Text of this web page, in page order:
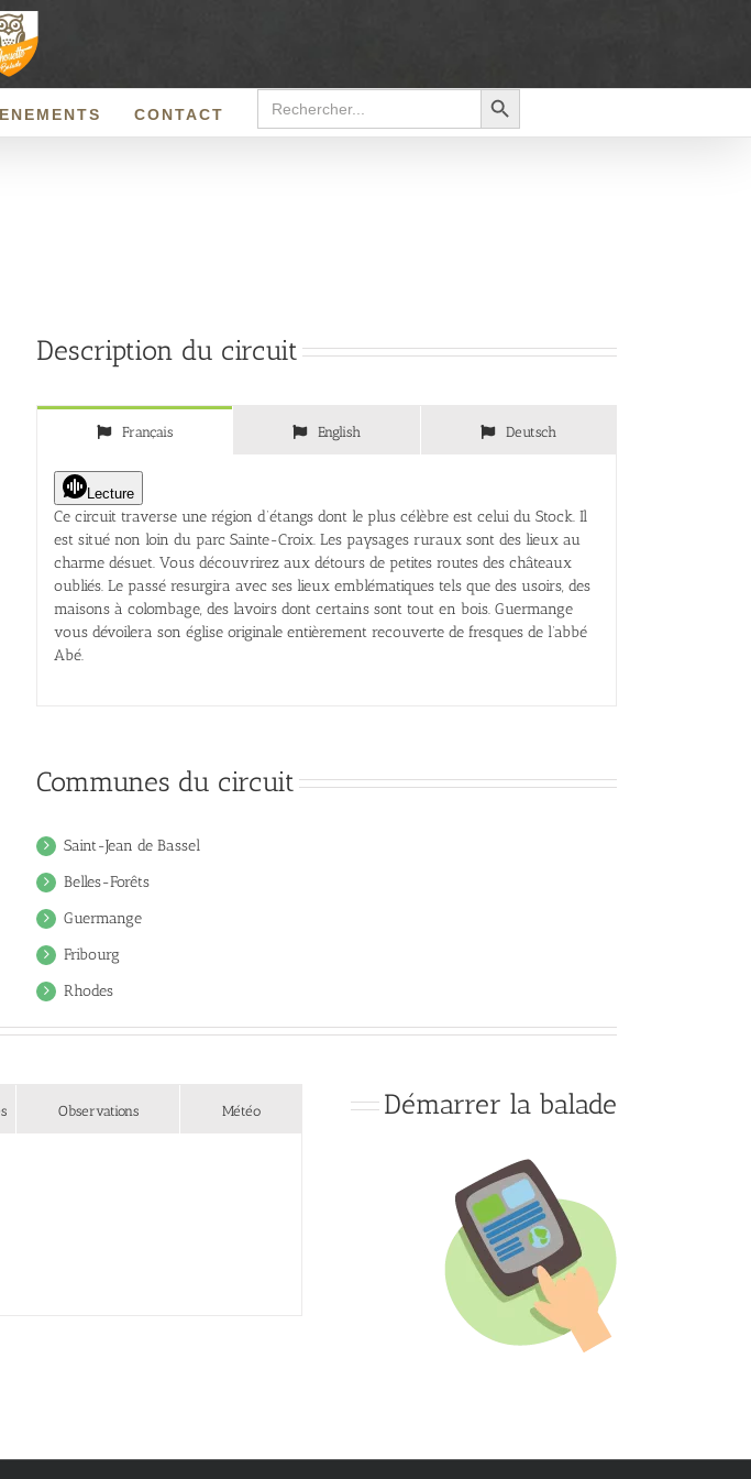
CONTACT
Search
for:
Search Button
Description du circuit
Français English Deutsch
Lecture
Ce circuit traverse une région d’étangs dont le plus célèbre est celui du Stock. Il
est situé non loin du parc Sainte-Croix. Les paysages ruraux sont des lieux au
charme désuet. Vous découvrirez aux détours de petites routes des châteaux
oubliés. Le passé resurgira avec ses lieux emblématiques tels que des usoirs, des
maisons à colombage, des lavoirs dont certains sont tout en bois. Guermange
vous dévoilera son église originale entièrement recouverte de fresques de l’abbé
Abé.
Communes du circuit
Saint-Jean de Bassel
Belles-Forêts
Guermange
Fribourg
Rhodes
Observations Météo Démarrer la balade